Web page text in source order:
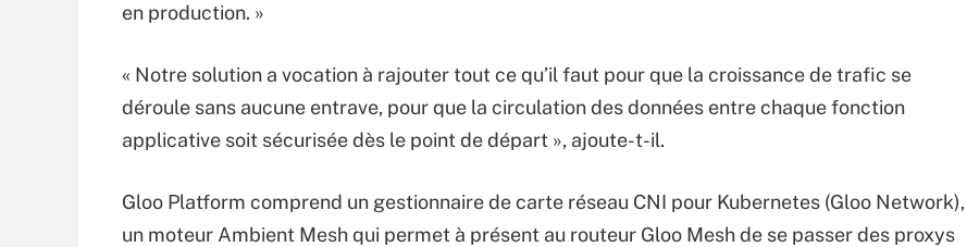
en production. »
« Notre solution a vocation à rajouter tout ce qu’il faut pour que la croissance de trafic se
déroule sans aucune entrave, pour que la circulation des données entre chaque fonction
applicative soit sécurisée dès le point de départ », ajoute-t-il.
Gloo Platform comprend un gestionnaire de carte réseau CNI pour Kubernetes (Gloo Network),
un moteur Ambient Mesh qui permet à présent au routeur Gloo Mesh de se passer des proxys